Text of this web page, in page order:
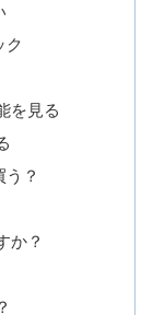
ク
を見る
？
か？